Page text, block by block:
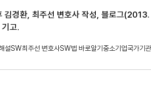
김경환, 최주선 변호사 작성, 블로그
고.
설SW최주선 변호사SW법 바로알기 중소기업국가기